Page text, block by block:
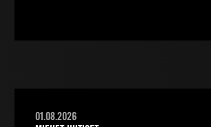
01.08.2026